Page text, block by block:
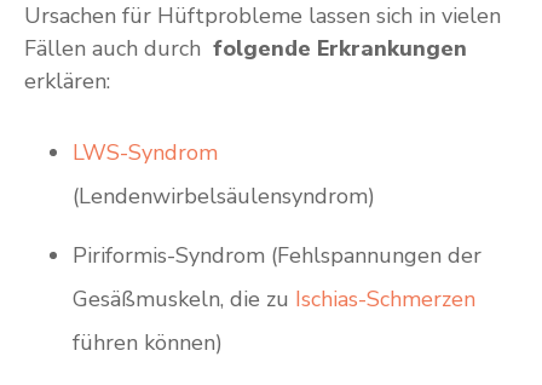
Ursachen für Hüftprobleme lassen sich in vielen
Fällen auch durch folgende Erkrankungen
erklären:
LWS-Syndrom
(Lendenwirbelsäulensyndrom)
Piriformis-Syndrom (Fehlspannungen der
Gesäßmuskeln, die zu Ischias-Schmerzen
führen können)